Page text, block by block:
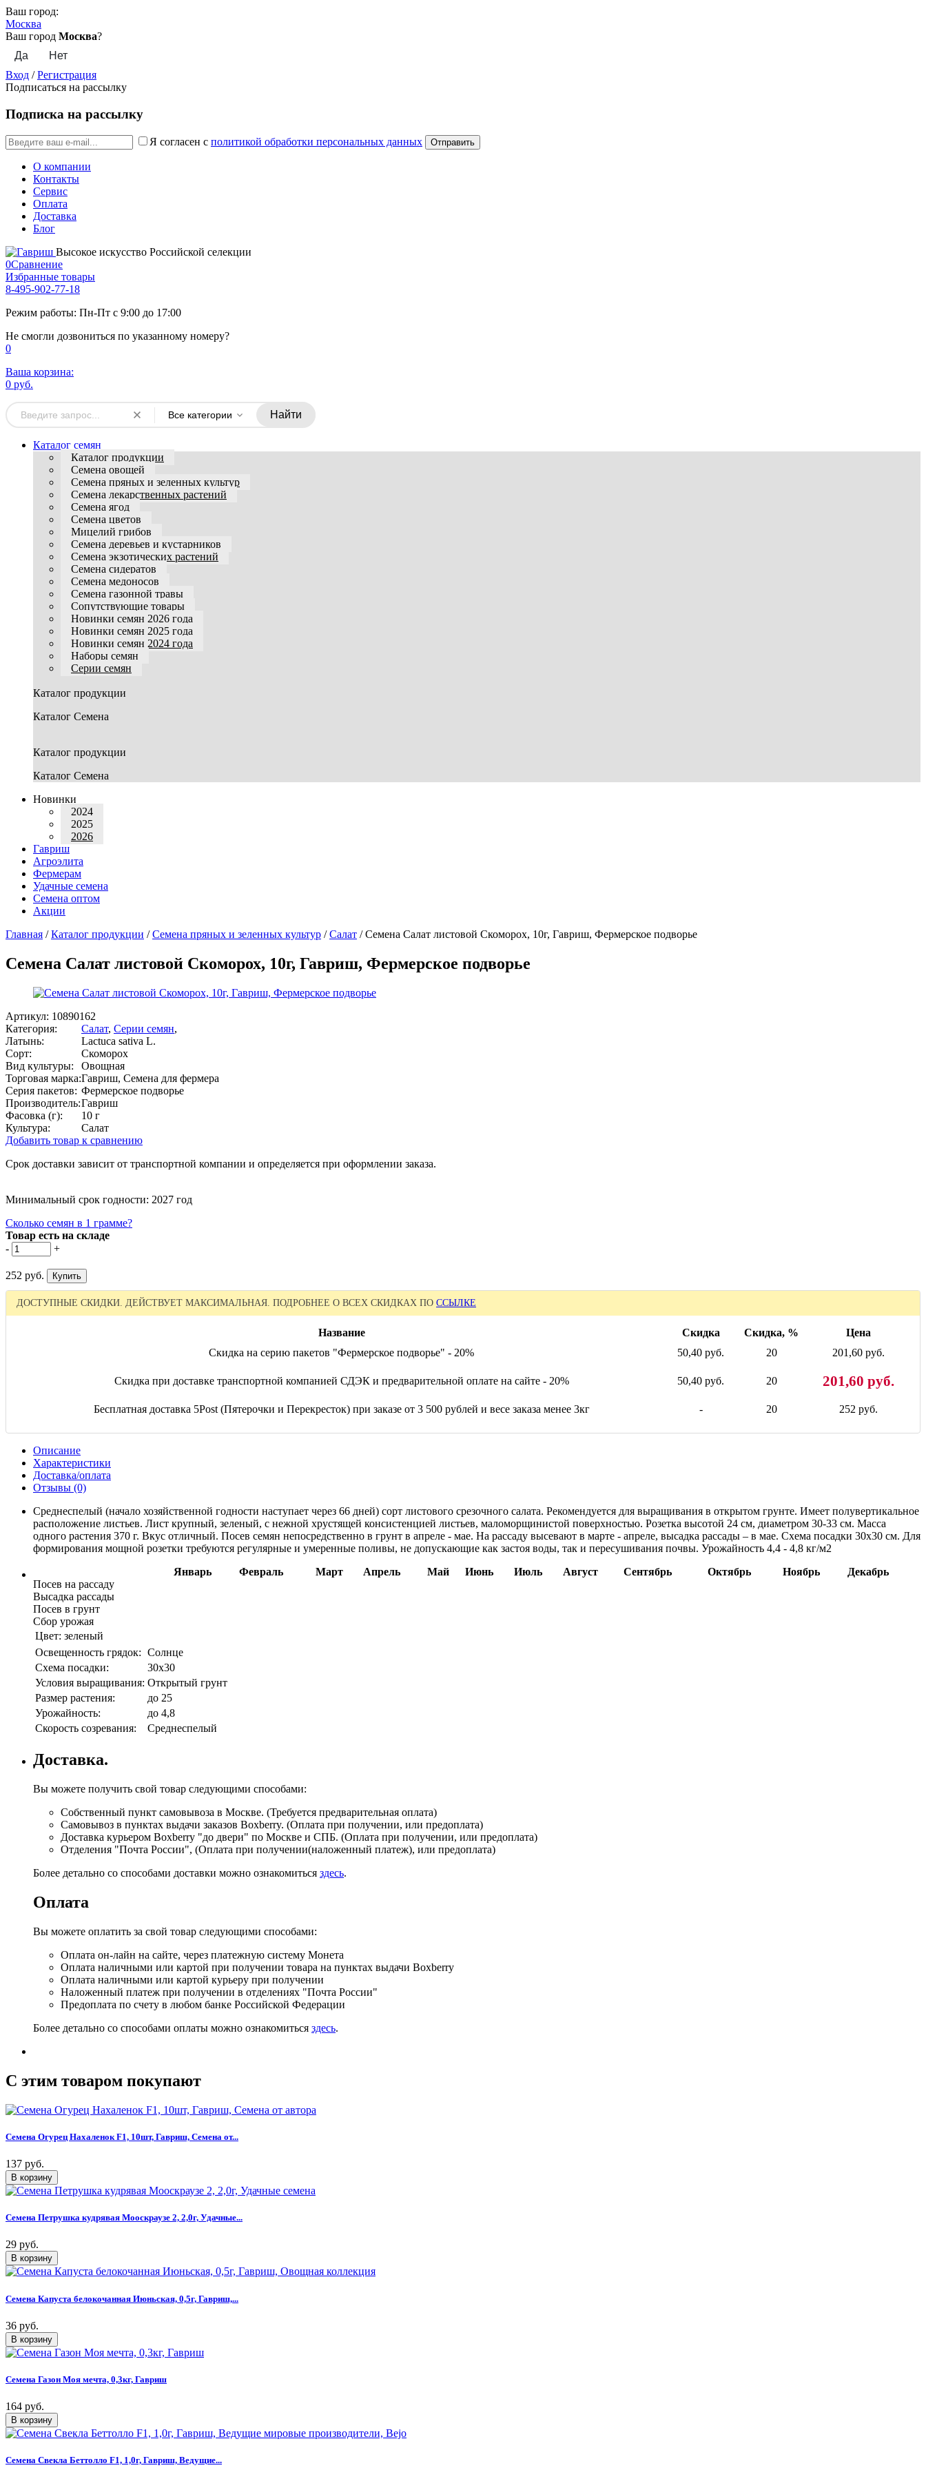
Ваш город:
Москва
Ваш город Москва?
Вход /Регистрация
Подписаться на рассылку
Подписка на рассылку
Я согласен с политикой обработки персональных данных
О компании
Контакты
Сервис
Оплата
Доставка
Блог
Высокое искусство Российской селекции
0Сравнение
Избранные товары
8-495-902-77-18
Режим работы: Пн-Пт с 9:00 до 17:00
Не смогли дозвониться по указанному номеру?
0
Ваша корзина:
0 руб.
Все категории Найти
Каталог семян
Каталог продукции
Семена овощей
Семена пряных и зеленных культур
Семена лекарственных растений
Семена ягод
Семена цветов
Мицелий грибов
Семена деревьев и кустарников
Семена экзотических растений
Семена сидератов
Семена медоносов
Семена газонной травы
Сопутствующие товары
Новинки семян 2026 года
Новинки семян 2025 года
Новинки семян 2024 года
Наборы семян
Серии семян
Каталог продукции
Каталог Семена
Каталог продукции
Каталог Семена
Новинки
2024
2025
2026
Гавриш
Агроэлита
Фермерам
Удачные семена
Семена оптом
Акции
Главная /Каталог продукции /Семена пряных и зеленных культур /Салат /Семена Салат листовой Скоморох, 10г, Гавриш, Фермерское подворье
Семена Салат листовой Скоморох, 10г, Гавриш, Фермерское подворье
Артикул: 10890162
Категория:
Салат, Серии семян,
Латынь:
Lactuca sativa L.
Сорт:
Скоморох
Вид культуры:
Овощная
Торговая марка:Гавриш, Семена для фермера
Серия пакетов: Фермерское подворье
Производитель:Гавриш
Фасовка (г):
10 г
Культура:
Салат
Добавить товар к сравнению
Срок доставки зависит от транспортной компании и определяется при оформлении заказа.
Минимальный срок годности: 2027 год
Сколько семян в 1 грамме?
Товар есть на складе
-
+
252 руб.
ДОСТУПНЫЕ СКИДКИ. ДЕЙСТВУЕТ МАКСИМАЛЬНАЯ. ПОДРОБНЕЕ О ВСЕХ СКИДКАХ ПО ССЫЛКЕ
Название Скидка Скидка, %
Цена
Скидка на серию пакетов "Фермерское подворье" - 20%
50,40 руб. 20 201,60 руб.
Скидка при доставке транспортной компанией СДЭК и предварительной оплате на сайте - 20% 50,40 руб. 20 201,60 руб.
Бесплатная доставка 5Post (Пятерочки и Перекресток) при заказе от 3 500 рублей и весе заказа менее 3кг - 20 252 руб.
Описание
Характеристики
Доставка/оплата
Отзывы (0)
Среднеспелый (начало хозяйственной годности наступает через 66 дней) сорт листового срезочного салата. Рекомендуется для выращивания в открытом грунте. Имеет полувертикальное
расположение листьев. Лист крупный, зеленый, с нежной хрустящей консистенцией листьев, маломорщинистой поверхностью. Розетка высотой 24 см, диаметром 30-33 см. Масса
одного растения 370 г. Вкус отличный. Посев семян непосредственно в грунт в апреле - мае. На рассаду высевают в марте - апреле, высадка рассады – в мае. Схема посадки 30x30 см. Для
формирования мощной розетки требуются регулярные и умеренные поливы, не допускающие как застоя воды, так и пересушивания почвы. Урожайность 4,4 - 4,8 кг/м2
Январь
Февраль Март Апрель Май Июнь Июль Август Сентябрь Октябрь Ноябрь
Декабрь
Посев на рассаду
Высадка рассады
Посев в грунт
Сбор урожая
Цвет: зеленый
Освещенность грядок: Солнце
Схема посадки:
30х30
Условия выращивания: Открытый грунт
Размер растения:
до 25
Урожайность:
до 4,8
Скорость созревания:
Среднеспелый
Доставка.
Вы можете получить свой товар следующими способами:
Собственный пункт самовывоза в Москве. (Требуется предварительная оплата)
Самовывоз в пунктах выдачи заказов Boxberry. (Оплата при получении, или предоплата)
Доставка курьером Boxberry "до двери" по Москве и СПБ. (Оплата при получении, или предоплата)
Отделения "Почта России", (Оплата при получении(наложенный платеж), или предоплата)
Более детально со способами доставки можно ознакомиться здесь.
Оплата
Вы можете оплатить за свой товар следующими способами:
Оплата он-лайн на сайте, через платежную систему Монета
Оплата наличными или картой при получении товара на пунктах выдачи Boxberry
Оплата наличными или картой курьеру при получении
Наложенный платеж при получении в отделениях "Почта России"
Предоплата по счету в любом банке Российской Федерации
Более детально со способами оплаты можно ознакомиться здесь.
C этим товаром покупают
Семена Огурец Нахаленок F1, 10шт, Гавриш, Семена от...
137 руб.
Семена Петрушка кудрявая Мооскраузе 2, 2,0г, Удачные...
29 руб.
Семена Капуста белокочанная Июньская, 0,5г, Гавриш,...
36 руб.
Семена Газон Моя мечта, 0,3кг, Гавриш
164 руб.
Семена Свекла Беттолло F1, 1,0г, Гавриш, Ведущие...